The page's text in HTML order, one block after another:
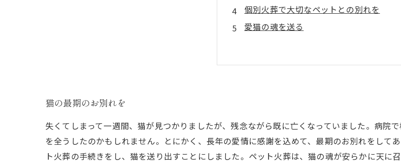
個別火葬で大切なペットとの別れを
愛猫の魂を送る
猫の最期のお別れを
失くてしまって一週間、猫が見つかりましたが、残念ながら既に亡くなっていました。病院
を全うしたのかもしれません。とにかく、長年の愛情に感謝を込めて、最期のお別れをして
ト火葬の手続きをし、猫を送り出すことにしました。ペット火葬は、猫の魂が安らかに天に